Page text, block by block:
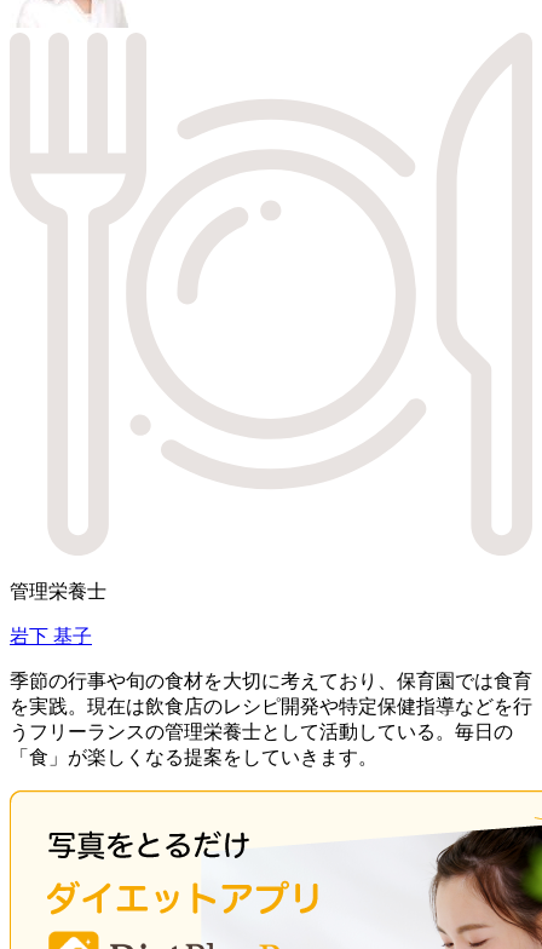
管理栄養士
岩下 基子
季節の行事や旬の食材を大切に考えており、保育園では食育
を実践。現在は飲食店のレシピ開発や特定保健指導などを行
うフリーランスの管理栄養士として活動している。毎日の
「食」が楽しくなる提案をしていきます。